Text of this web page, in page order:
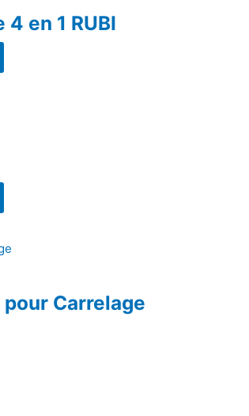
en 1 RUBI
Carrelage